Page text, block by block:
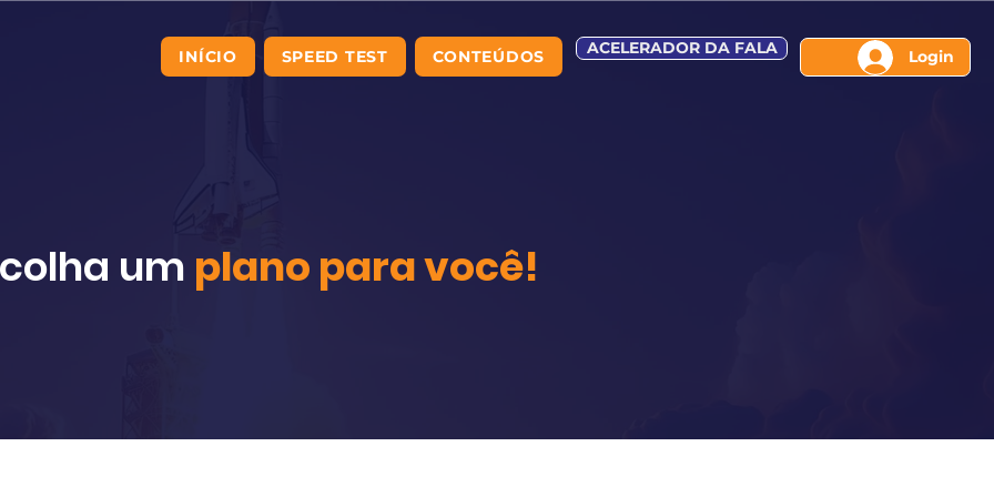
INÍCIO SPEED TEST CONTEÚDOS ACELERADOR DA FALA Login
um plano para você!